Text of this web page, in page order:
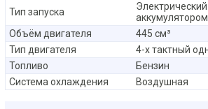
Тип запуска
Электрический
Объём двигателя
445 см³
Тип двигателя
4-х тактный
Топливо
Бензин
Система охлаждения
Воздушная